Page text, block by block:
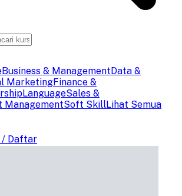
Business & ManagementData &
MarketingFinance &
LanguageSales &
ManagementSoft SkillLihat Semua
/ Daftar